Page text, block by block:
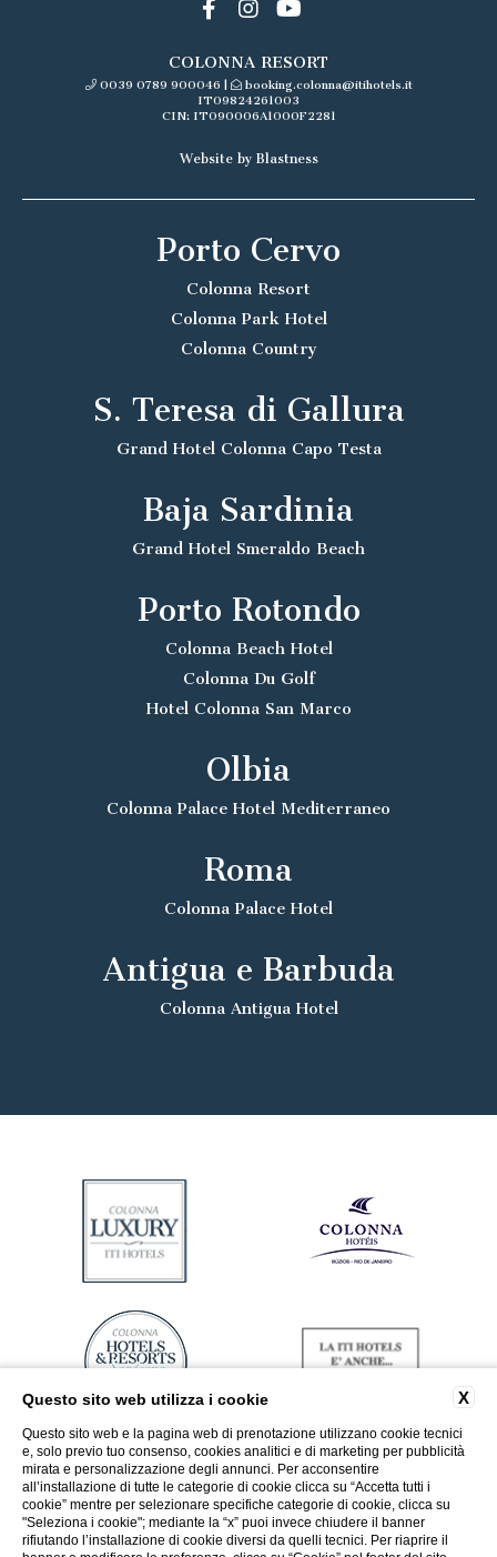
COLONNA RESORT
0039 0789 900046 |
booking.colonna@itihotels.it
IT09824261003
CIN: IT090006A1000F2281
Website by Blastness
Porto Cervo
Colonna Resort
Colonna Park Hotel
Colonna Country
S. Teresa di Gallura
Grand Hotel Colonna Capo Testa
Baja Sardinia
Grand Hotel Smeraldo Beach
Porto Rotondo
Colonna Beach Hotel
Colonna Du Golf
Hotel Colonna San Marco
Olbia
Colonna Palace Hotel Mediterraneo
Roma
Colonna Palace Hotel
Antigua e Barbuda
Colonna Antigua Hotel
X
Questo sito web utilizza i cookie
Questo sito web e la pagina web di prenotazione utilizzano cookie tecnici
e, solo previo tuo consenso, cookies analitici e di marketing per pubblicità
mirata e personalizzazione degli annunci. Per acconsentire
all’installazione di tutte le categorie di cookie clicca su “Accetta tutti i
cookie” mentre per selezionare specifiche categorie di cookie, clicca su
"Seleziona i cookie"; mediante la “x” puoi invece chiudere il banner
rifiutando l’installazione di cookie diversi da quelli tecnici. Per riaprire il